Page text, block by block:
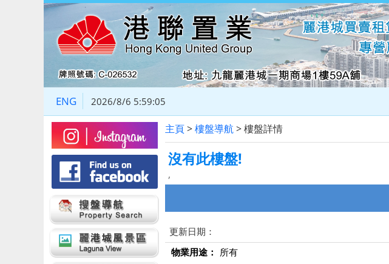
ENG 2026/8/6 5:59:05
主頁>樓盤導航> 樓盤詳情
沒有此樓盤!
,
更新日期：
物業用途： 所有